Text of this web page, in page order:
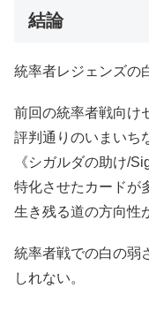
結論
統率者レジェンズの
前回の統率者戦向け
評判通りのいまいち
《シガルダの助け/
特化させたカードが
生き残る道の方向性
統率者戦での白の弱
しれない。